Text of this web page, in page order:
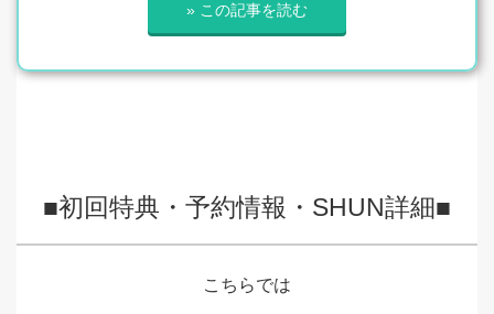
» この記事を読む
■初回特典・予約情報・SHUN詳細■
こちらでは